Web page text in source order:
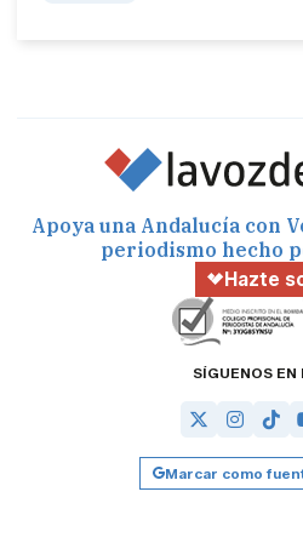
Apoya una Andalucía con
periodismo hecho
Hazte
SÍGUENOS EN
Marcar como